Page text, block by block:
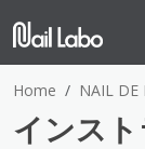
Home NAIL DE
インス